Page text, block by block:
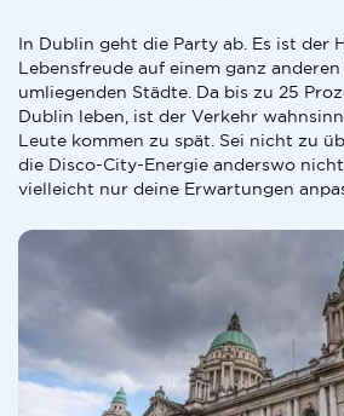
In Dublin geht die Party ab. Es ist der
Lebensfreude auf einem ganz
umliegenden Städte. Da bis zu 25
Dublin leben, ist der Verkehr
Leute kommen zu spät. Sei nicht zu
die Disco-City-Energie anderswo
vielleicht nur deine Erwartungen